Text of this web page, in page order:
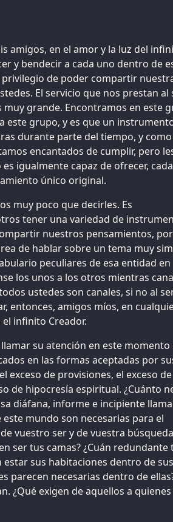
amigos, en el amor y la luz del
y bendecir a cada uno dentro de
de poder compartir
El servicio que nos prestan al
grande. Encontramos en este
este grupo, y es que un
durante parte del tiempo, y
encantados de cumplir, pero
igualmente capaz de ofrecer,
único original.
muy poco que decirles. Es
tener una variedad de
nuestros pensamientos,
de hablar sobre un tema muy
peculiares de esa entidad en
los unos a los otros mientras
ustedes son canales, si no al
entonces, amigos míos, en
infinito Creador.
su atención en este momento
en las formas aceptadas por
exceso de provisiones, el exceso de
de hipocresía espiritual. ¿Cuánto
diáfana, informe e incipiente
mundo son necesarias para el
vuestro ser y de vuestra
ser tus camas? ¿Cuán redundante
estar sus habitaciones dentro de sus
parecen necesarias dentro de
¿Qué exigen de aquellos a